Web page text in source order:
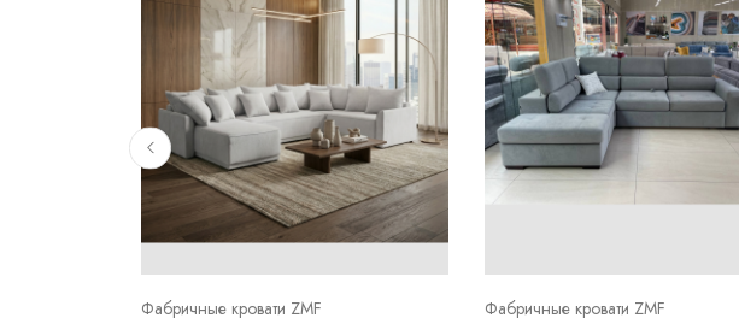
Фабричные кровати ZMF Фабричные кровати ZMF